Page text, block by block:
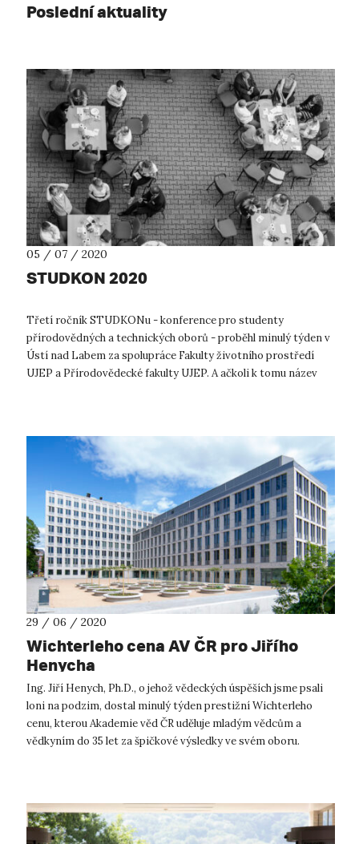
Poslední aktuality
05 / 07 / 2020
STUDKON 2020
Třetí ročník STUDKONu - konference pro studenty
přírodovědných a technických oborů - proběhl minulý týden v
Ústí nad Labem za spolupráce Fakulty životního prostředí
UJEP a Přírodovědecké fakulty UJEP. A ačkoli k tomu název
29 / 06 / 2020
Wichterleho cena AV ČR pro Jiřího
Henycha
Ing. Jiří Henych, Ph.D., o jehož vědeckých úspěších jsme psali
loni na podzim, dostal minulý týden prestižní Wichterleho
cenu, kterou Akademie věd ČR uděluje mladým vědcům a
vědkyním do 35 let za špičkové výsledky ve svém oboru.